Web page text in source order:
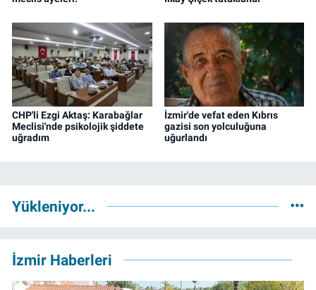
CHP'li Ezgi Aktaş: Karabağlar
Meclisi'nde psikolojik şiddete
uğradım
İzmir'de vefat eden Kıbrıs
gazisi son yolculuğuna
uğurlandı
Yükleniyor...
İzmir Haberleri